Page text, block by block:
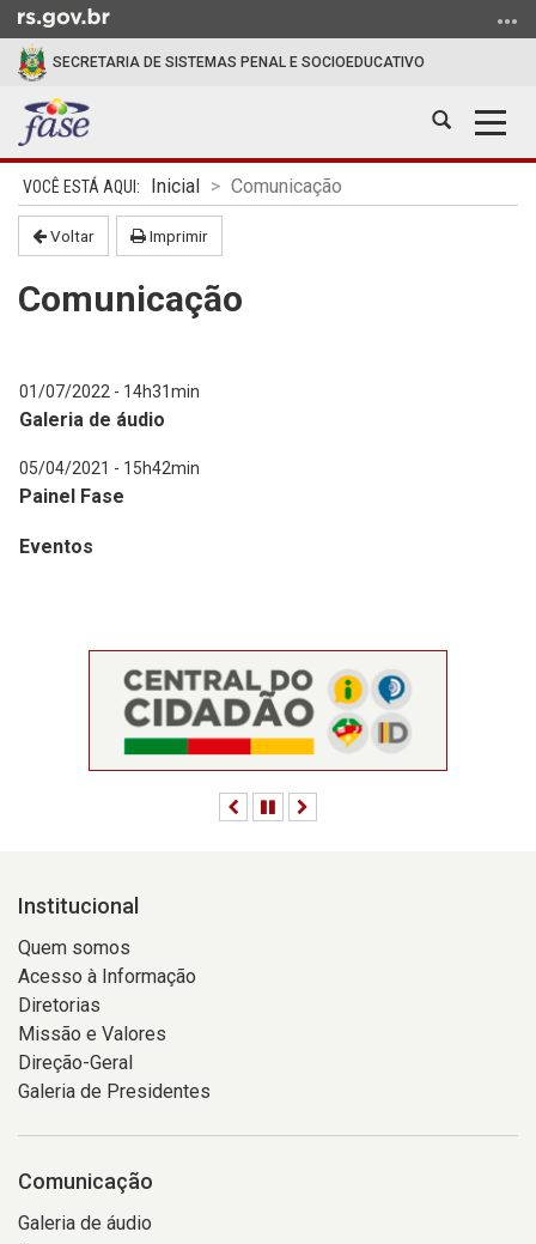
para
conteúdo
para
menu
SECRETARIA DE SISTEMAS PENAL E SOCIOEDUCATIVO
Abrir
Início
do
conteúdo
Inicial Comunicação
Voltar Imprimir
Comunicação
01/07/2022 - 14h31min
Galeria de áudio
05/04/2021 - 15h42min
Painel Fase
Eventos
AnteriorPausar
Institucional
Quem somos
Acesso à Informação
Diretorias
Missão e Valores
Direção-Geral
Galeria de Presidentes
Comunicação
Galeria de áudio